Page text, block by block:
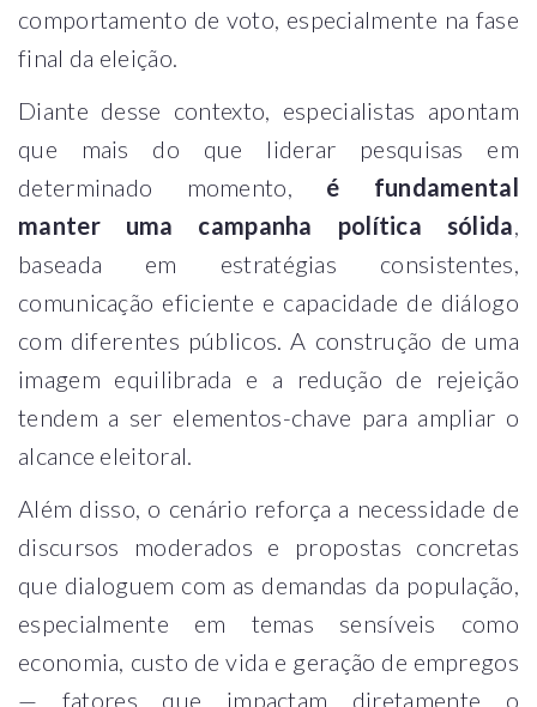
comportamento de voto, especialmente na fase
final da eleição.
Diante desse contexto, especialistas apontam
que mais do que liderar pesquisas em
determinado momento, é fundamental
manter uma campanha política sólida
baseada em estratégias consistentes,
comunicação eficiente e capacidade de diálogo
com diferentes públicos. A construção de uma
imagem equilibrada e a redução de rejeição
tendem a ser elementos-chave para ampliar o
alcance eleitoral.
Além disso, o cenário reforça a necessidade de
discursos moderados e propostas concretas
que dialoguem com as demandas da população,
especialmente em temas sensíveis como
economia, custo de vida e geração de empregos
— fatores que impactam diretamente o